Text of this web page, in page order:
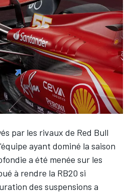
par les rivaux de Red Bull
ayant dominé la saison
a été menée sur les
à rendre la RB20 si
des suspensions a